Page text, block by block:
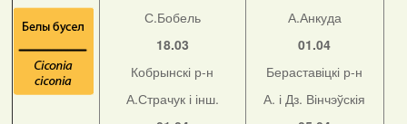
С.Бобель
18.03
Кобрынскі р-н
А.Страчук і інш.
А.Анкуда
01.04
Бераставіцкі р-н
А. і Дз. Вінчэўскія